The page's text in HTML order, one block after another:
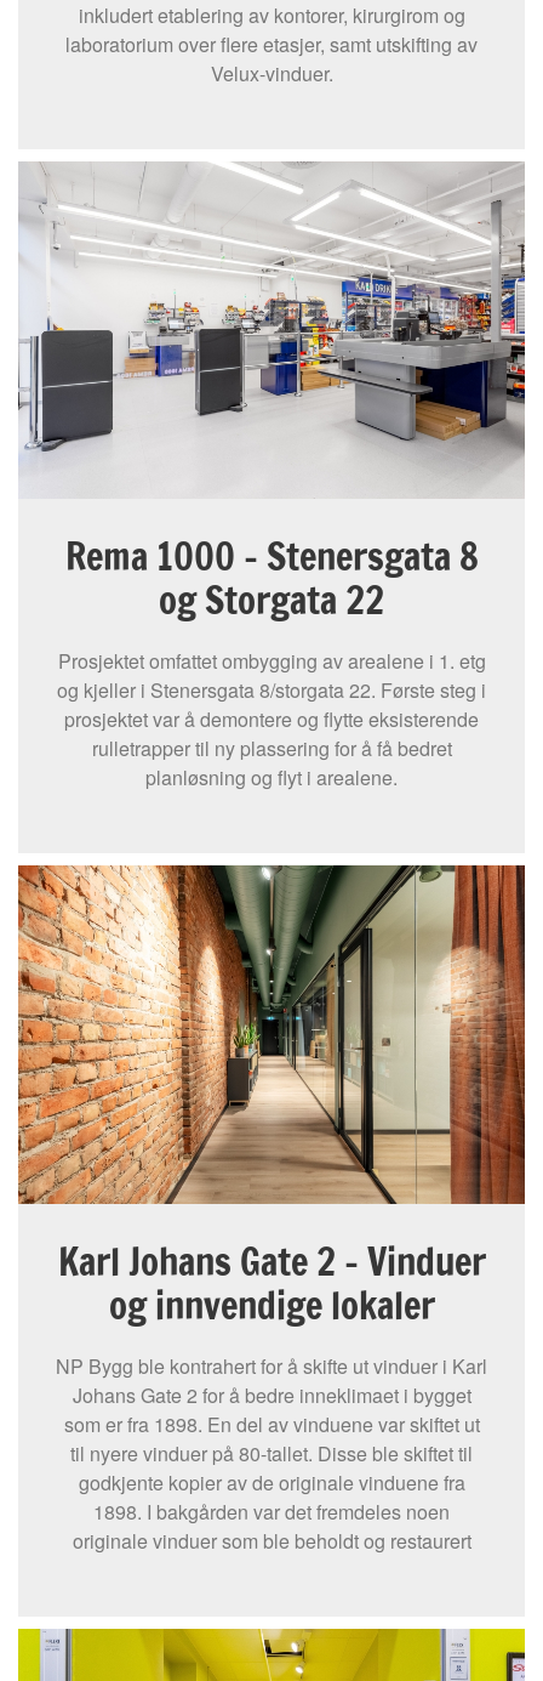
inkludert etablering av kontorer, kirurgirom og
laboratorium over flere etasjer, samt utskifting av
Velux-vinduer.
Rema 1000 - Stenersgata 8
og Storgata 22
Prosjektet omfattet ombygging av arealene i 1. etg
og kjeller i Stenersgata 8/storgata 22. Første steg i
prosjektet var å demontere og flytte eksisterende
rulletrapper til ny plassering for å få bedret
planløsning og flyt i arealene.
Karl Johans Gate 2 – Vinduer
og innvendige lokaler
NP Bygg ble kontrahert for å skifte ut vinduer i Karl
Johans Gate 2 for å bedre inneklimaet i bygget
som er fra 1898. En del av vinduene var skiftet ut
til nyere vinduer på 80-tallet. Disse ble skiftet til
godkjente kopier av de originale vinduene fra
1898. I bakgården var det fremdeles noen
originale vinduer som ble beholdt og restaurert